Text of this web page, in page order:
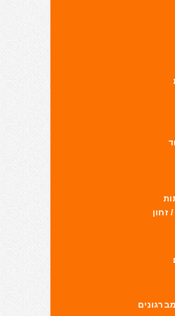
זחון